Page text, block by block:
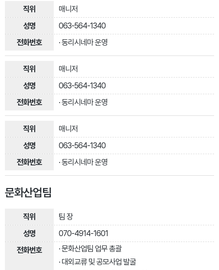
매니저
063-564-1340
· 동리시네마 운영
매니저
063-564-1340
· 동리시네마 운영
매니저
063-564-1340
· 동리시네마 운영
문화산업팀
팀 장
070-4914-1601
· 문화산업팀 업무 총괄
· 대외교류 및 공모사업 발굴